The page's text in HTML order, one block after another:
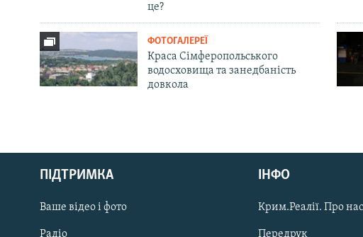
Русский
Qırımtatar
ДОЛУЧАЙСЯ!
це?
ФОТОГАЛЕРЕЇ
Краса Сімферопольського
водосховища та занедбаність
довкола
ПІДТРИМКА
Ваше відео і фото
Радіо
ІНФО
Крим.Реалії. Про нас
Передрук